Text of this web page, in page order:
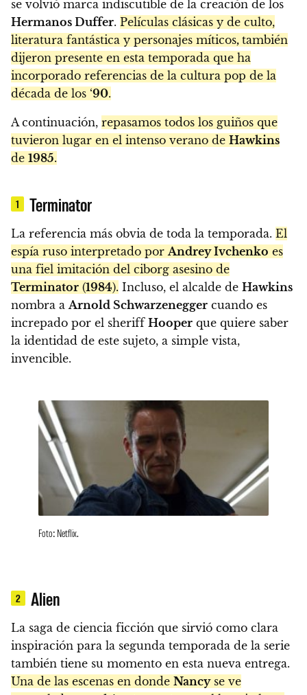
se volvió marca indiscutible de la creación de los
Hermanos Duffer. Películas clásicas y de culto,
literatura fantástica y personajes míticos, también
dijeron presente en esta temporada que ha
incorporado referencias de la cultura pop de la
década de los ‘90.
A continuación, repasamos todos los guiños que
tuvieron lugar en el intenso verano de Hawkins
de 1985.
1 Terminator
La referencia más obvia de toda la temporada. El
espía ruso interpretado porAndrey Ivchenko es
una fiel imitación del ciborg asesino de
Terminator (1984). Incluso, el alcalde de Hawkins
nombra aArnold Schwarzenegger cuando es
increpado por el sheriff Hooper que quiere saber
la identidad de este sujeto, a simple vista,
invencible.
Foto: Netflix.
2 Alien
La saga de ciencia ficción que sirvió como clara
inspiración para la segunda temporada de la serie
también tiene su momento en esta nueva entrega.
Una de las escenas en donde Nancyse ve